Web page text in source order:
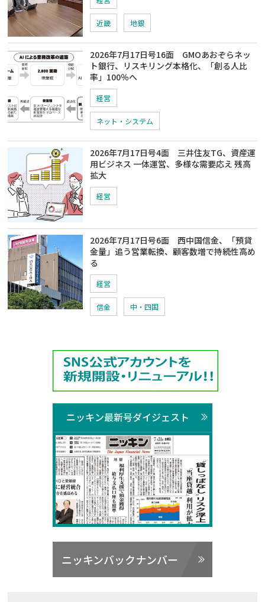
近畿 地銀
2026年7月17日号16面 GMOあおぞらネッ
ト銀行、リスキリング本格化、「創る人比
率」100％へ
経営
ネット・システム
2026年7月17日号4面 三井住友TG、資産運
用ビジネス 一体運営、多様な需要応え 残高
拡大
経営
2026年7月17日号6面 西中国信金、「預貸
金量」追う営業転換、顧客数増で持続性高め
る
経営
信金 中・四国
ニッキン最新号ダイジェスト
ニッキンバックナンバー